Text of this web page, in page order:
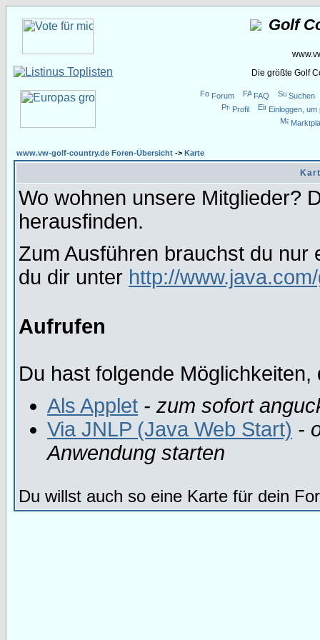
Golf
Die größte Golf
Forum FAQ
Suchen
Profil
Einloggen,
www.vw-golf-country.de Foren-Übersicht -> Karte
Wo wohnen unsere Mitglieder?
herausfinden.
Zum Ausführen brauchst du nur
du dir unter http://
Aufrufen
Du hast folgende
Als Applet - zum sofort
Via JNLP (Java Web Start) -
Anwendung starten
Du willst auch so eine Karte für dein